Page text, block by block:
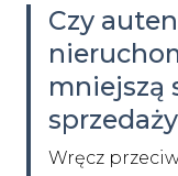
Czy
mniejszą
Wręcz